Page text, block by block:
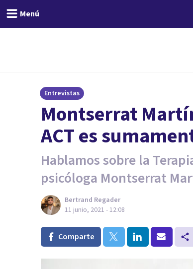
Menú
Entrevistas
Montserrat
ACT es
Hablamos sobre la
psicóloga Montserrat
Bertrand Regader
11 junio, 2021 - 12:08
Comparte